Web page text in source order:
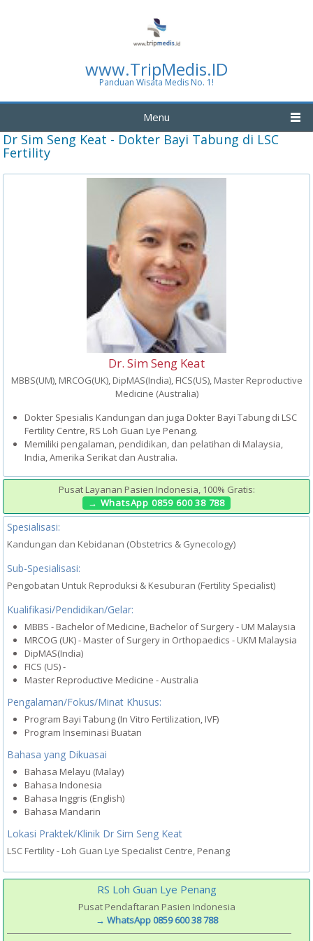
www.TripMedis.ID
Panduan Wisata Medis No. 1!
Menu
Dr Sim Seng Keat - Dokter Bayi Tabung di LSC
Fertility
Dr. Sim Seng Keat
MBBS(UM), MRCOG(UK), DipMAS(India), FICS(US), Master Reproductive
Medicine (Australia)
Dokter Spesialis Kandungan dan juga Dokter Bayi Tabung di LSC
Fertility Centre, RS Loh Guan Lye Penang.
Memiliki pengalaman, pendidikan, dan pelatihan di Malaysia,
India, Amerika Serikat dan Australia.
Pusat Layanan Pasien Indonesia, 100% Gratis:
→ WhatsApp 0859 600 38 788
Spesialisasi:
Kandungan dan Kebidanan (Obstetrics & Gynecology)
Sub-Spesialisasi:
Pengobatan Untuk Reproduksi & Kesuburan (Fertility Specialist)
Kualifikasi/Pendidikan/Gelar:
MBBS - Bachelor of Medicine, Bachelor of Surgery - UM Malaysia
MRCOG (UK) - Master of Surgery in Orthopaedics - UKM Malaysia
DipMAS(India)
FICS (US) -
Master Reproductive Medicine - Australia
Pengalaman/Fokus/Minat Khusus:
Program Bayi Tabung (In Vitro Fertilization, IVF)
Program Inseminasi Buatan
Bahasa yang Dikuasai
Bahasa Melayu (Malay)
Bahasa Indonesia
Bahasa Inggris (English)
Bahasa Mandarin
Lokasi Praktek/Klinik Dr Sim Seng Keat
LSC Fertility - Loh Guan Lye Specialist Centre, Penang
RS Loh Guan Lye Penang
Pusat Pendaftaran Pasien Indonesia
→ WhatsApp 0859 600 38 788